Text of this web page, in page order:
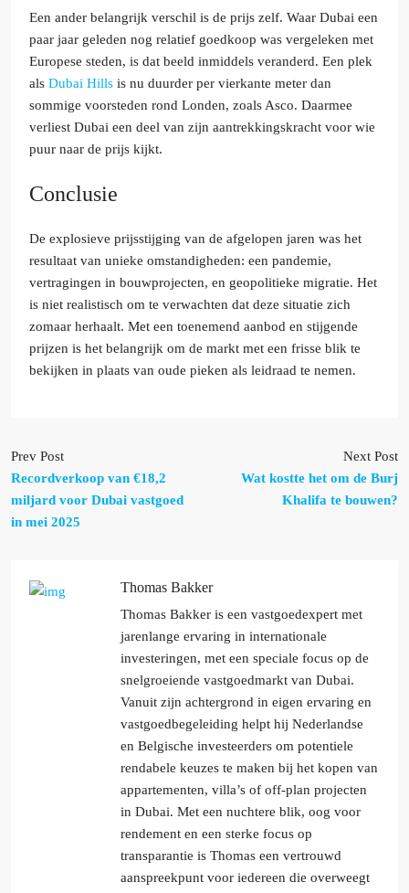
Een ander belangrijk verschil is de prijs zelf. Waar Dubai een
paar jaar geleden nog relatief goedkoop was vergeleken met
Europese steden, is dat beeld inmiddels veranderd. Een plek
als Dubai Hills is nu duurder per vierkante meter dan
sommige voorsteden rond Londen, zoals Asco. Daarmee
verliest Dubai een deel van zijn aantrekkingskracht voor wie
puur naar de prijs kijkt.
Conclusie
De explosieve prijsstijging van de afgelopen jaren was het
resultaat van unieke omstandigheden: een pandemie,
vertragingen in bouwprojecten, en geopolitieke migratie. Het
is niet realistisch om te verwachten dat deze situatie zich
zomaar herhaalt. Met een toenemend aanbod en stijgende
prijzen is het belangrijk om de markt met een frisse blik te
bekijken in plaats van oude pieken als leidraad te nemen.
Prev Post
Recordverkoop van €18,2
miljard voor Dubai vastgoed
in mei 2025
Next Post
Wat kostte het om de Burj
Khalifa te bouwen?
Thomas Bakker
Thomas Bakker is een vastgoedexpert met
jarenlange ervaring in internationale
investeringen, met een speciale focus op de
snelgroeiende vastgoedmarkt van Dubai.
Vanuit zijn achtergrond in eigen ervaring en
vastgoedbegeleiding helpt hij Nederlandse
en Belgische investeerders om potentiele
rendabele keuzes te maken bij het kopen van
appartementen, villa’s of off-plan projecten
in Dubai. Met een nuchtere blik, oog voor
rendement en een sterke focus op
transparantie is Thomas een vertrouwd
aanspreekpunt voor iedereen die overweegt